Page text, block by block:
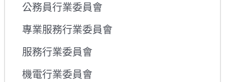
公務員行業委員會
專業服務行業委員會
服務行業委員會
機電行業委員會